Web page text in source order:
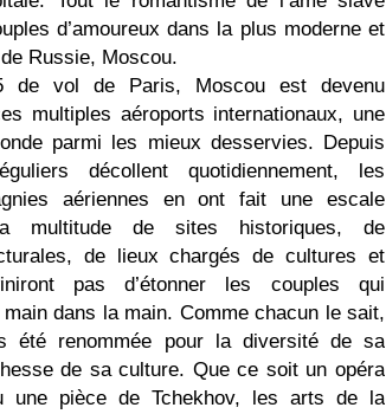
d’amoureux dans la plus moderne et
Russie, Moscou.
de vol de Paris, Moscou est devenu
multiples aéroports internationaux, une
parmi les mieux desservies. Depuis
décollent quotidiennement, les
aériennes en ont fait une escale
multitude de sites historiques, de
de lieux chargés de cultures et
pas d’étonner les couples qui
dans la main. Comme chacun le sait,
été renommée pour la diversité de sa
de sa culture. Que ce soit un opéra
une pièce de Tchekhov, les arts de la